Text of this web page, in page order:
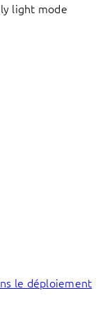
light mode
le déploiement